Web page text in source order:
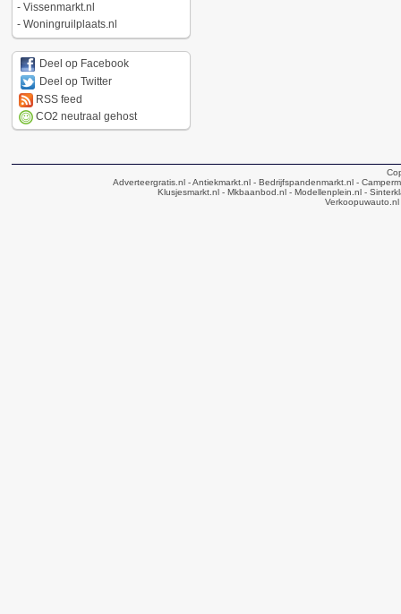
- Vissenmarkt.nl
- Woningruilplaats.nl
Deel op Facebook
Deel op Twitter
RSS feed
CO2 neutraal gehost
Adverteergratis.nl - Antiekmarkt.nl - Bedrijfspandenmarkt.nl -
Klusjesmarkt.nl- Mkbaanbod.nl- Modellenplein.nl-
Verkoopuwauto.nl